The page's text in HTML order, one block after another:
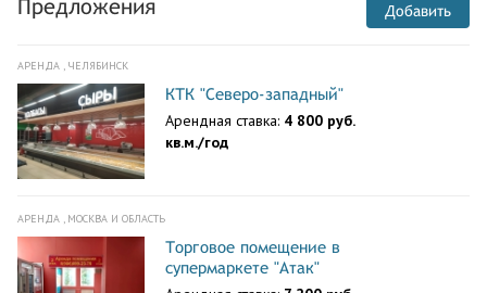
Предложения Добавить
АРЕНДА , ЧЕЛЯБИНСК
КТК "Северо-западный"
Арендная ставка: 4 800 руб.
кв.м./год
АРЕНДА , МОСКВА И ОБЛАСТЬ
Торговое помещение в
супермаркете "Атак"